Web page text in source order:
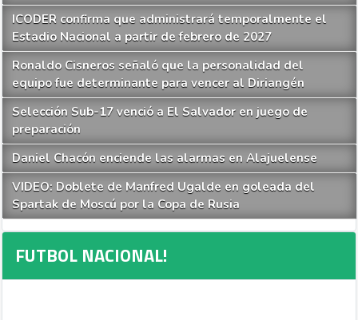
ICODER confirma que administrará temporalmente el
Estadio Nacional a partir de febrero de 2027
Ronaldo Cisneros señaló que la personalidad del
equipo fue determinante para vencer al Diriangén
Selección Sub-17 venció a El Salvador en juego de
preparación
Daniel Chacón enciende las alarmas en Alajuelense
VIDEO: Doblete de Manfred Ugalde en goleada del
Spartak de Moscú por la Copa de Rusia
FUTBOL NACIONAL!